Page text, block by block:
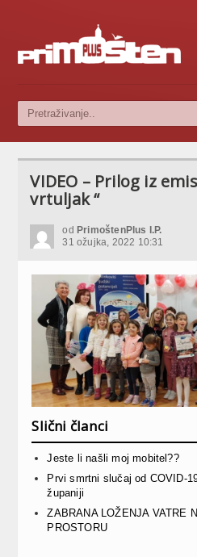
VIDEO – Prilog iz
vrtuljak “
od PrimoštenPlus I.P.
31 ožujka, 2022 10:31
Slični članci
Jeste li našli moj mobitel??
Prvi smrtni slučaj od COVID-
županiji
ZABRANA LOŽENJA VATRE
PROSTORU